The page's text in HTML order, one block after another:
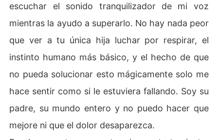
escuchar el sonido tranquilizador de mi voz
mientras la ayudo a superarlo. No hay nada peor
que ver a tu única hija luchar por respirar, el
instinto humano más básico, y el hecho de que
no pueda solucionar esto mágicamente solo me
hace sentir como si le estuviera fallando. Soy su
padre, su mundo entero y no puedo hacer que
mejore ni que el dolor desaparezca.